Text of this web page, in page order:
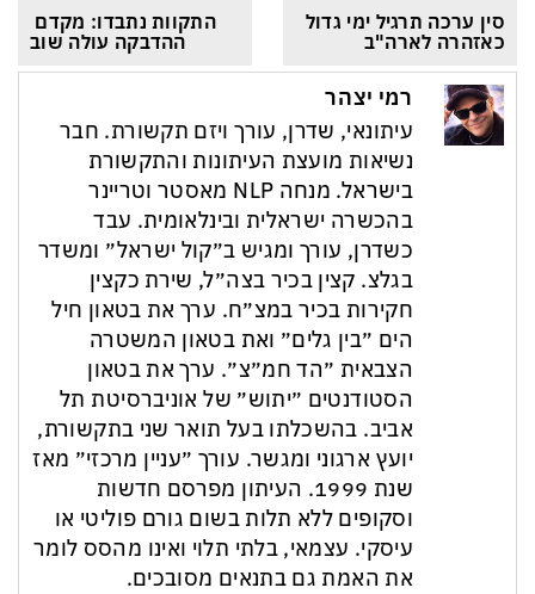
סין ערכה תרגיל ימי גדול
כאזהרה לארה"ב
התקוות נתבדו: מקדם
ההדבקה עולה שוב
רמי יצהר
עיתונאי, שדרן, עורך ויזם תקשורת. חבר
נשיאות מועצת העיתונות והתקשורת
בישראל. מנחה NLP מאסטר וטריינר
בהכשרה ישראלית ובינלאומית. עבד
כשדרן, עורך ומגיש ב״קול ישראל״ ומשדר
בגלצ. קצין בכיר בצה״ל, שירת כקצין
חקירות בכיר במצ״ח. ערך את בטאון חיל
הים ״בין גלים״ ואת בטאון המשטרה
הצבאית ״הד חמ״צ״. ערך את בטאון
הסטודנטים ״יתוש״ של אוניברסיטת תל
אביב. בהשכלתו בעל תואר שני בתקשורת,
יועץ ארגוני ומגשר. עורך ״עניין מרכזי״ מאז
שנת 1999. העיתון מפרסם חדשות
וסקופים ללא תלות בשום גורם פוליטי או
עיסקי. עצמאי, בלתי תלוי ואינו מהסס לומר
את האמת גם בתנאים מסובכים.